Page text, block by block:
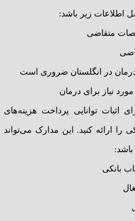
اطلاعات زیر باشد:
متقاضی
درمان در انگلستان ضروری است
نیاز برای درمان
اثبات توانایی پرداخت هزینه‌های
را ارائه کنید. این مدارک می‌تواند
بانکی